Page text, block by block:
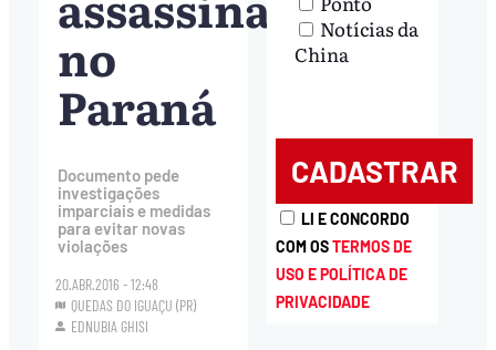
no
Paraná
Documento pede
investigações
imparciais e medidas
para evitar novas
violações
20.ABR.2016 - 12:48
QUEDAS DO IGUAÇU (PR)
EDNUBIA GHISI
Notícias da
China
LI E CONCORDO
COM OSTERMOS DE
USO E POLÍTICA DE
PRIVACIDADE